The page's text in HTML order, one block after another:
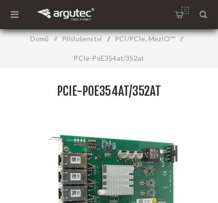
0
Domů / Příslušenství / PCI/PCIe, MezIO™ /
PCIe-PoE354at/352at
PCIE-POE354AT/352AT